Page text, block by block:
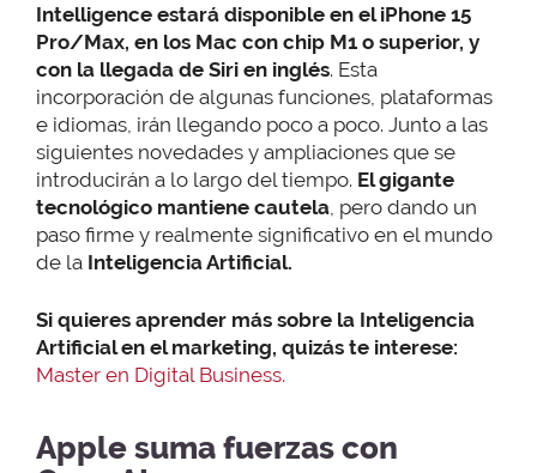
Intelligence estará disponible en el iPhone 15
Pro/Max, en los Mac con chip M1 o superior, y
con la llegada de Siri en inglés. Esta
incorporación de algunas funciones, plataformas
e idiomas, irán llegando poco a poco. Junto a las
siguientes novedades y ampliaciones que se
introducirán a lo largo del tiempo. El gigante
tecnológico mantiene cautela , pero dando un
paso firme y realmente significativo en el mundo
de la Inteligencia Artificial.
Si quieres aprender más sobre la Inteligencia
Artificial en el marketing, quizás te interese:
Master en Digital Business.
Apple suma fuerzas con